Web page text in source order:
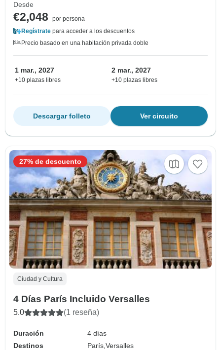
Desde
€2,048
por persona
Regístrate para acceder a los descuentos
Precio basado en una habitación privada doble
1 mar., 2027
+10 plazas libres
2 mar., 2027
+10 plazas libres
Ver circuito
Descargar folleto
Ciudad y Cultura
4 Días París Incluido Versalles
5.0 (1 reseña)
Duración
4 días
Destinos
París,Versalles
27% de descuento